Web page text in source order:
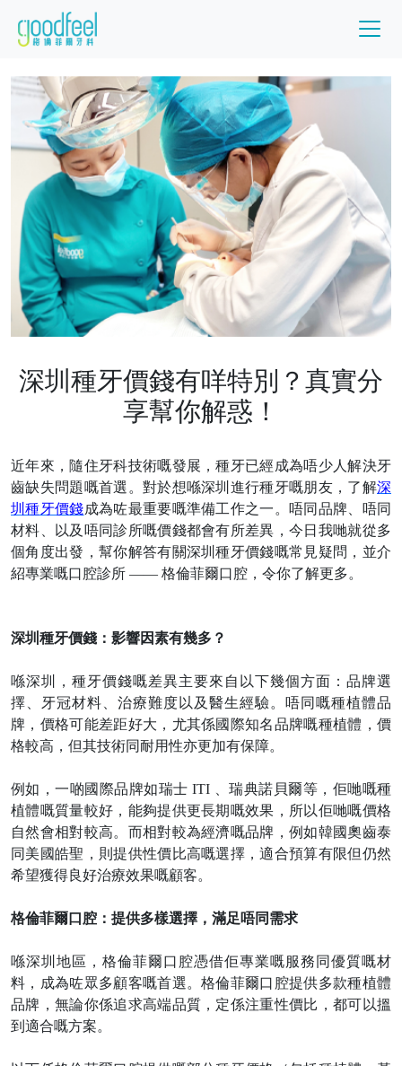
深圳種牙價錢有咩特別？真實分
享幫你解惑！
近年來，隨住牙科技術嘅發展，種牙已經成為唔少人解決牙
齒缺失問題嘅首選。對於想喺深圳進行種牙嘅朋友，了解深
圳種牙價錢成為咗最重要嘅準備工作之一。唔同品牌、唔同
材料、以及唔同診所嘅價錢都會有所差異，今日我哋就從多
個角度出發，幫你解答有關深圳種牙價錢嘅常見疑問，並介
紹專業嘅口腔診所 —— 格倫菲爾口腔，令你了解更多。
深圳種牙價錢：影響因素有幾多？
喺深圳，種牙價錢嘅差異主要來自以下幾個方面：品牌選
擇、牙冠材料、治療難度以及醫生經驗。唔同嘅種植體品
牌，價格可能差距好大，尤其係國際知名品牌嘅種植體，價
格較高，但其技術同耐用性亦更加有保障。
例如，一啲國際品牌如瑞士 ITI 、瑞典諾貝爾等，佢哋嘅種
植體嘅質量較好，能夠提供更長期嘅效果，所以佢哋嘅價格
自然會相對較高。而相對較為經濟嘅品牌，例如韓國奧齒泰
同美國皓聖，則提供性價比高嘅選擇，適合預算有限但仍然
希望獲得良好治療效果嘅顧客。
格倫菲爾口腔：提供多樣選擇，滿足唔同需求
喺深圳地區，格倫菲爾口腔憑借佢專業嘅服務同優質嘅材
料，成為咗眾多顧客嘅首選。格倫菲爾口腔提供多款種植體
品牌，無論你係追求高端品質，定係注重性價比，都可以搵
到適合嘅方案。